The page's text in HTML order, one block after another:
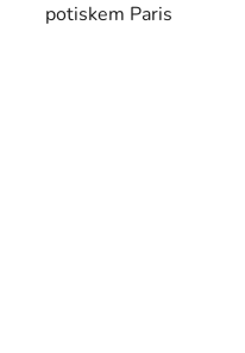
potiskem Paris